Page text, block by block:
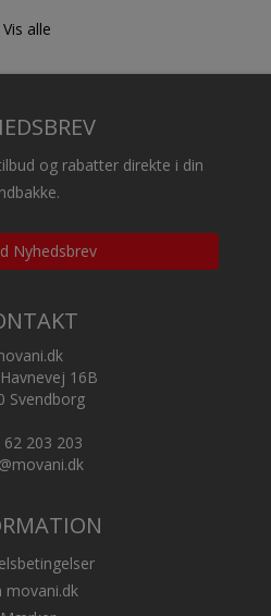
Vis alle
og rabatter direkte i din
Nyhedsbrev
16B
Svendborg
62 203 203
movani.dk